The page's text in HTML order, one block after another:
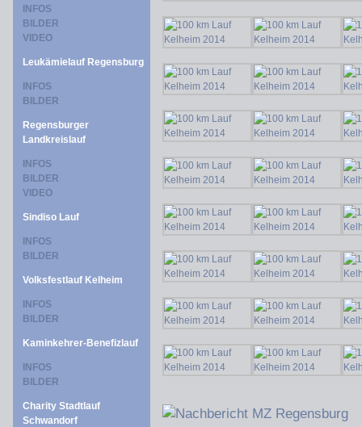
INFOS
BILDER
VIDEO
Leukämielauf Regensburg
INFOS
BILDER
Regensburger
Landkreislauf
INFOS
BILDER
VIDEO
Sindiso Lauf
INFOS
BILDER
Volksfestlauf Kelheim
INFOS
BILDER
Kaminkehrer-Benefizlauf
INFOS
BILDER
Charity Stadtlauf
Schwandorf